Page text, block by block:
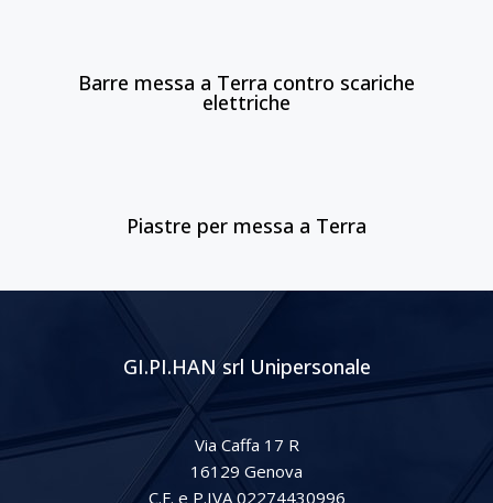
Barre messa a Terra contro scariche
elettriche
Piastre per messa a Terra
GI.PI.HAN srl Unipersonale
Via Caffa 17 R
16129 Genova
C.F. e P.IVA 02274430996